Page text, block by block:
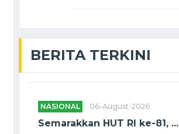
BERITA TERKINI
NASIONAL 06-August-2026
Semarakkan HUT RI ke-81, ...